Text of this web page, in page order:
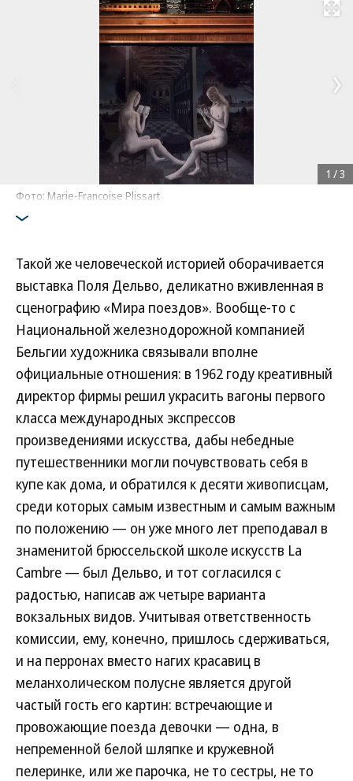
Развернуть
Фото: Marie-Francoise Plissart
1 /3
Такой же человеческой историей оборачивается
выставка Поля Дельво, деликатно вживленная в
сценографию «Мира поездов». Вообще-то с
Национальной железнодорожной компанией
Бельгии художника связывали вполне
официальные отношения: в 1962 году креативный
директор фирмы решил украсить вагоны первого
класса международных экспрессов
произведениями искусства, дабы небедные
путешественники могли почувствовать себя в
купе как дома, и обратился к десяти живописцам,
среди которых самым известным и самым важным
по положению — он уже много лет преподавал в
знаменитой брюссельской школе искусств La
Cambre — был Дельво, и тот согласился с
радостью, написав аж четыре варианта
вокзальных видов. Учитывая ответственность
комиссии, ему, конечно, пришлось сдерживаться,
и на перронах вместо нагих красавиц в
меланхолическом полусне является другой
частый гость его картин: встречающие и
провожающие поезда девочки — одна, в
непременной белой шляпке и кружевной
пелеринке, или же парочка, не то сестры, не то